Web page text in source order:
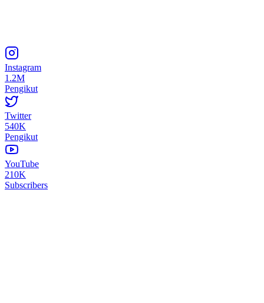
Instagram
1.2M
Pengikut
Twitter
540K
Pengikut
YouTube
210K
Subscribers